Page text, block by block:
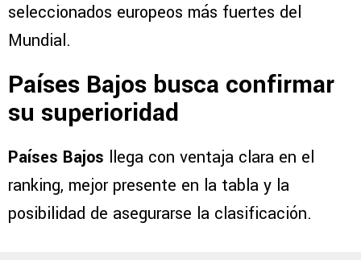
seleccionados europeos más fuertes del
Mundial.
Países Bajos busca confirmar
su superioridad
Países Bajos llega con ventaja clara en el
ranking, mejor presente en la tabla y la
posibilidad de asegurarse la clasificación.